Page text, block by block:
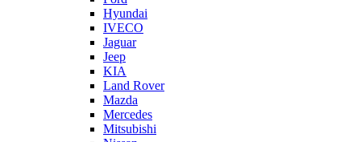
Hyundai
IVECO
Jaguar
Jeep
KIA
Land Rover
Mazda
Mercedes
Mitsubishi